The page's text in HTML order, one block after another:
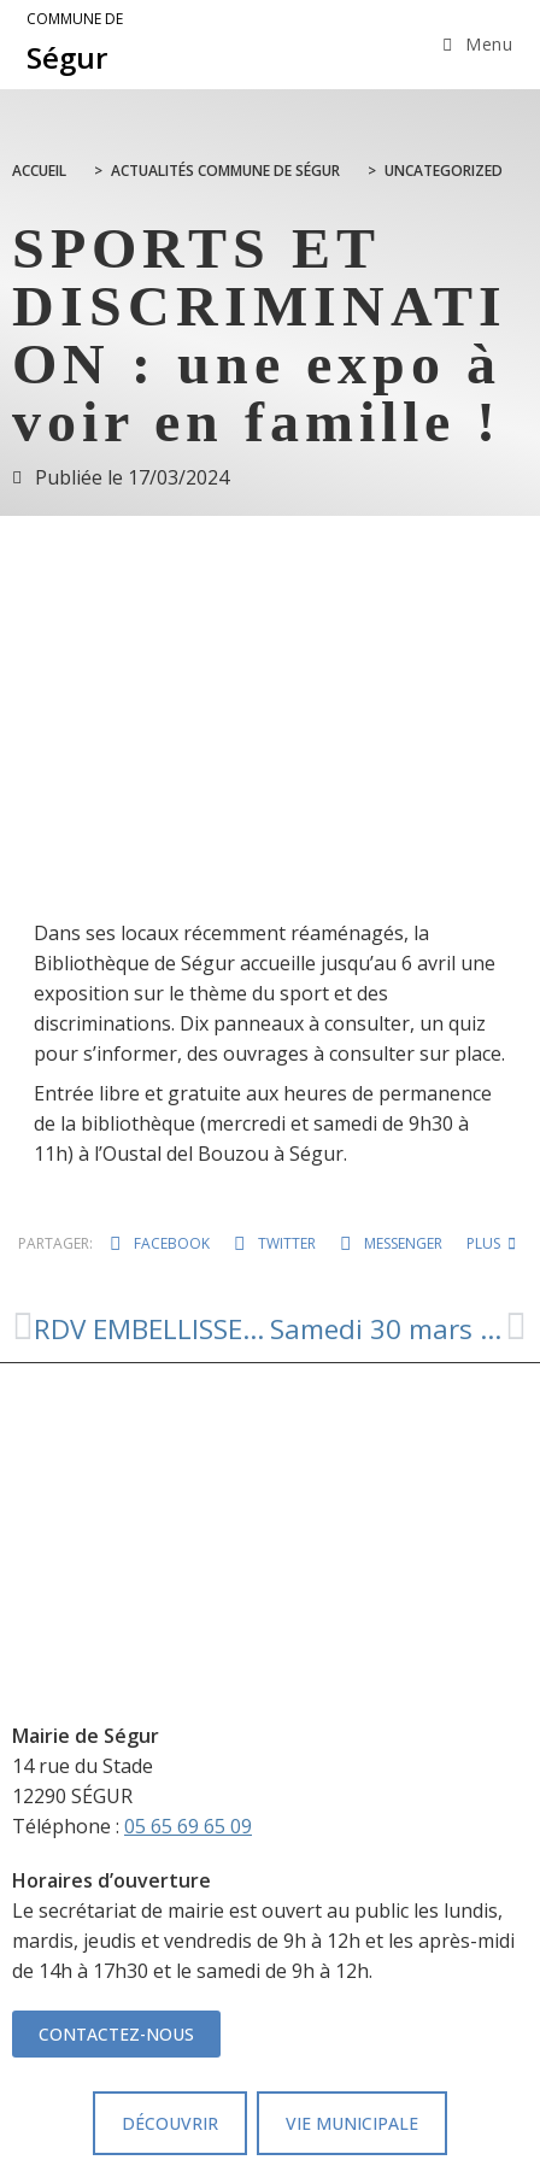
COMMUNE DE
Ségur Menu
ACCUEIL > ACTUALITÉS COMMUNE DE SÉGUR > UNCATEGORIZED
SPORTS ET
DISCRIMINATI
ON : une expo à
voir en famille !
Publiée le 17/03/2024
Dans ses locaux récemment réaménagés, la
Bibliothèque de Ségur accueille jusqu’au 6 avril une
exposition sur le thème du sport et des
discriminations. Dix panneaux à consulter, un quiz
pour s’informer, des ouvrages à consulter sur place.
Entrée libre et gratuite aux heures de permanence
de la bibliothèque (mercredi et samedi de 9h30 à
11h) à l’Oustal del Bouzou à Ségur.
PARTAGER: FACEBOOK TWITTER MESSENGER PLUS
RDV EMBELLISSEURS LE SAMEDI 23 MARS A L’HOTEL DU VIAUR 🌱🪴 Samedi 30 mars à 11h à Ségur: Séance spéciale de Yoga
Mairie de Ségur
14 rue du Stade
12290 SÉGUR
Téléphone : 05 65 69 65 09
Horaires d’ouverture
Le secrétariat de mairie est ouvert au public les lundis,
mardis, jeudis et vendredis de 9h à 12h et les après-midi
de 14h à 17h30 et le samedi de 9h à 12h.
CONTACTEZ-NOUS
DÉCOUVRIR VIE MUNICIPALE